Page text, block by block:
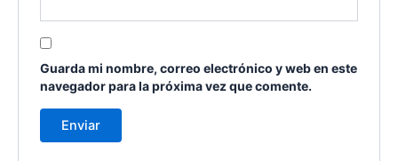
Guarda mi nombre, correo electrónico y web en este
navegador para la próxima vez que comente.